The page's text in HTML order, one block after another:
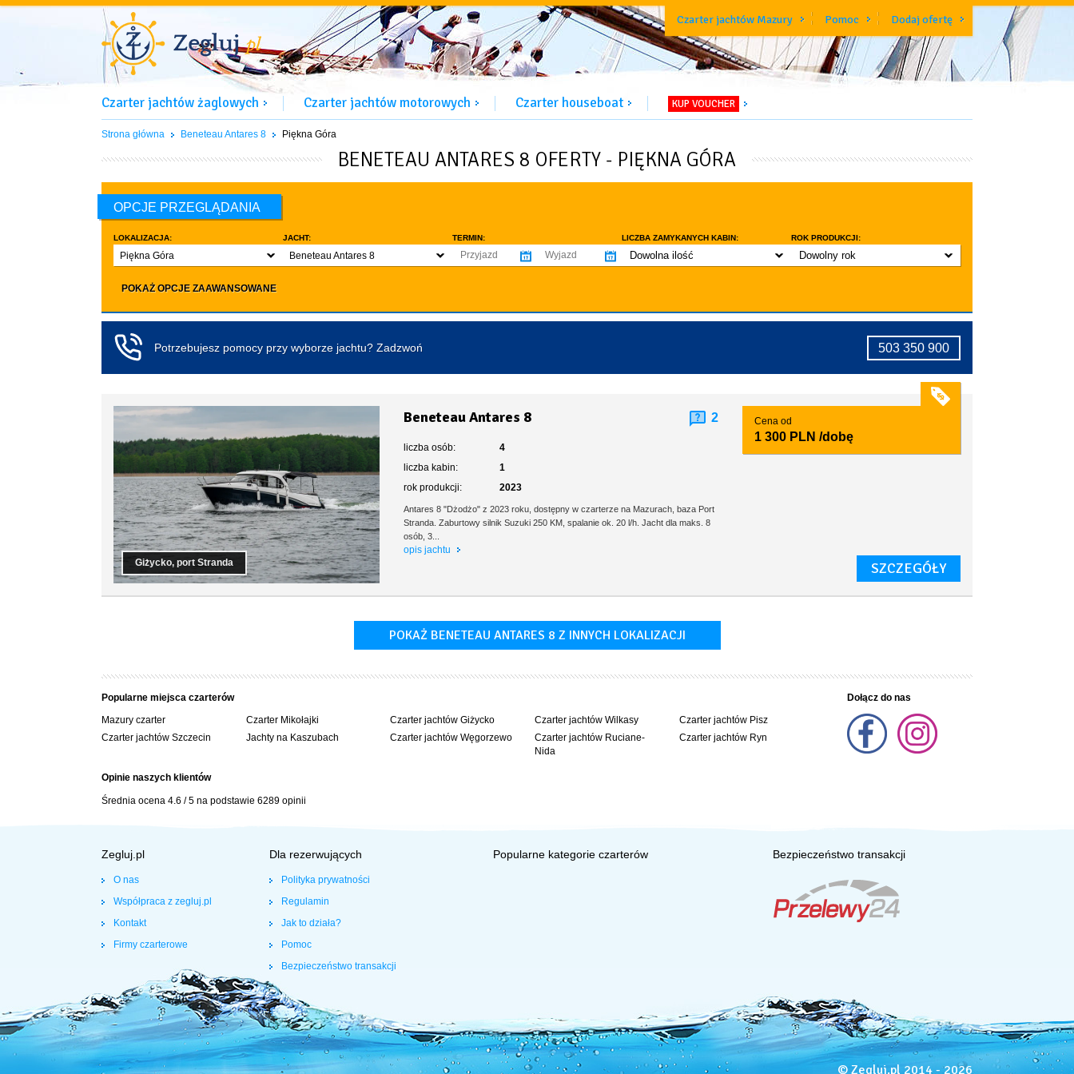
Czarter jachtów Mazury Pomoc Dodaj ofertę
Czarter jachtów żaglowych Czarter jachtów motorowych Czarter houseboat KUP VOUCHER
Strona główna Beneteau Antares 8 Piękna Góra
BENETEAU ANTARES 8 OFERTY - PIĘKNA GÓRA
OPCJE PRZEGLĄDANIA
LOKALIZACJA:
Piękna Góra
JACHT:
Beneteau Antares 8
TERMIN: LICZBA ZAMYKANYCH KABIN:
Dowolna ilość
co najmniej 3
ROK PRODUKCJI:
Dowolny rok
do 10 lat
LICZBA OSÓB:
co najmniej 4
co najmniej 5
co najmniej 6
co najmniej 7
co najmniej 9
Czarter bez patentu / licencji
Koło sterowe
Lodówka
Flybridge
POKAŻ OPCJE ZAAWANSOWANE
Potrzebujesz pomocy przy wyborze jachtu? Zadzwoń 503 350 900
Giżycko, port Stranda
Beneteau Antares 8 2
liczba osób:
4
liczba kabin:
1
rok produkcji:
2023
Antares 8 "Dżodżo" z 2023 roku, dostępny w czarterze na Mazurach, baza Port
Stranda. Zaburtowy silnik Suzuki 250 KM, spalanie ok. 20 l/h. Jacht dla maks. 8
osób, 3...
opis jachtu
Cena od
1 300 PLN /dobę
SZCZEGÓŁY
POKAŻ BENETEAU ANTARES 8 Z INNYCH LOKALIZACJI
Popularne miejsca czarterów
Mazury czarter
Czarter jachtów Szczecin
Czarter Mikołajki
Jachty na Kaszubach
Czarter jachtów Giżycko
Czarter jachtów Węgorzewo
Czarter jachtów Wilkasy
Czarter jachtów Ruciane-
Nida
Czarter jachtów Pisz
Czarter jachtów Ryn
Opinie naszych klientów
Średnia ocena 4.6 /5 na podstawie 6289 opinii
Dołącz do nas
Zegluj.pl
O nas
Współpraca z zegluj.pl
Kontakt
Firmy czarterowe
Dla rezerwujących
Polityka prywatności
Regulamin
Jak to działa?
Pomoc
Bezpieczeństwo transakcji
Popularne kategorie czarterów Bezpieczeństwo transakcji
© Zegluj.pl 2014 - 2026